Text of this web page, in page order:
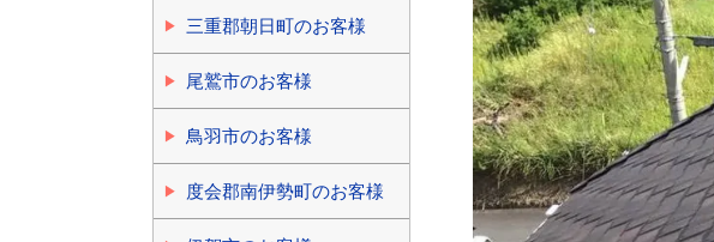
三重郡朝日町のお客様
尾鷲市のお客様
鳥羽市のお客様
度会郡南伊勢町のお客様